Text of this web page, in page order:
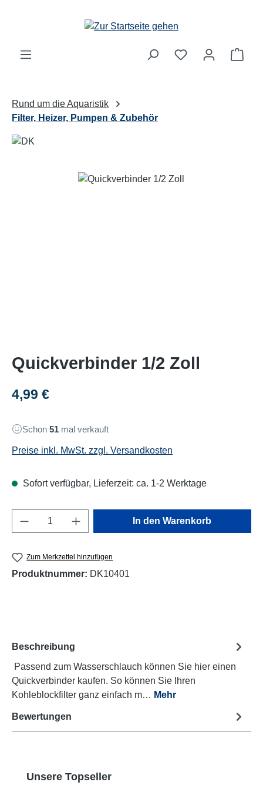
Rund um die Aquaristik
Filter, Heizer, Pumpen & Zubehör
Bildergalerie überspringen
Quickverbinder 1/2 Zoll
Regulärer Preis:
4,99 €
Schon 51 mal verkauft
Preise inkl. MwSt. zzgl. Versandkosten
Sofort verfügbar, Lieferzeit: ca. 1-2 Werktage
Produkt Anzahl: Gib den gewünschten
In den Warenkorb
Zum Merkzettel hinzufügen
Produktnummer: DK10401
Beschreibung
Passend zum Wasserschlauch können Sie hier einen
Quickverbinder kaufen. So können Sie Ihren
Kohleblockfilter ganz einfach m… Mehr
Bewertungen
Produktgalerie überspringen
Unsere Topseller